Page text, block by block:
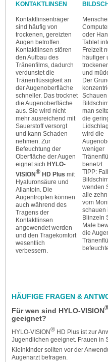
KONTAKTLINSEN
Kontaktlinsenträger
sind häufig von
trockenen, gereizten
Augen betroffen.
Kontaktlinsen stören
den Aufbau des
Tränenfilms, dadurch
verdunstet die
Tränenflüssigkeit an
der Augenoberfläche
schneller. Das trocknet
die Augenoberfläche
aus. Sie wird nicht
mehr ausreichend mit
Sauerstoff versorgt
und kann Schaden
nehmen. Zur
Befeuchtung der
Oberfläche der Augen
eignet sich HYLO-
VISION® HD Plus mit
Hyaluronsäure und
Allantoin. Die
Augentropfen können
auch während des
Tragens der
Kontaktlinsen
angewendet werden
und den Tragekomfort
wesentlich
verbessern.
oder
Tablet
Freizeit
häufiger
und
Der
man
die
wird die
weniger
benetzt.
TIPP:
wenden
alle
vom
schauen
Blinzeln
Male
die
HÄUFIGE FRAGEN &
Für wen sind HYLO-VISION
geeignet?
HYLO-VISION®HD Plus ist zur
Jugendlichen geeignet. Frauen in
Kleinkinder sollten vor der
Augenarzt befragen.